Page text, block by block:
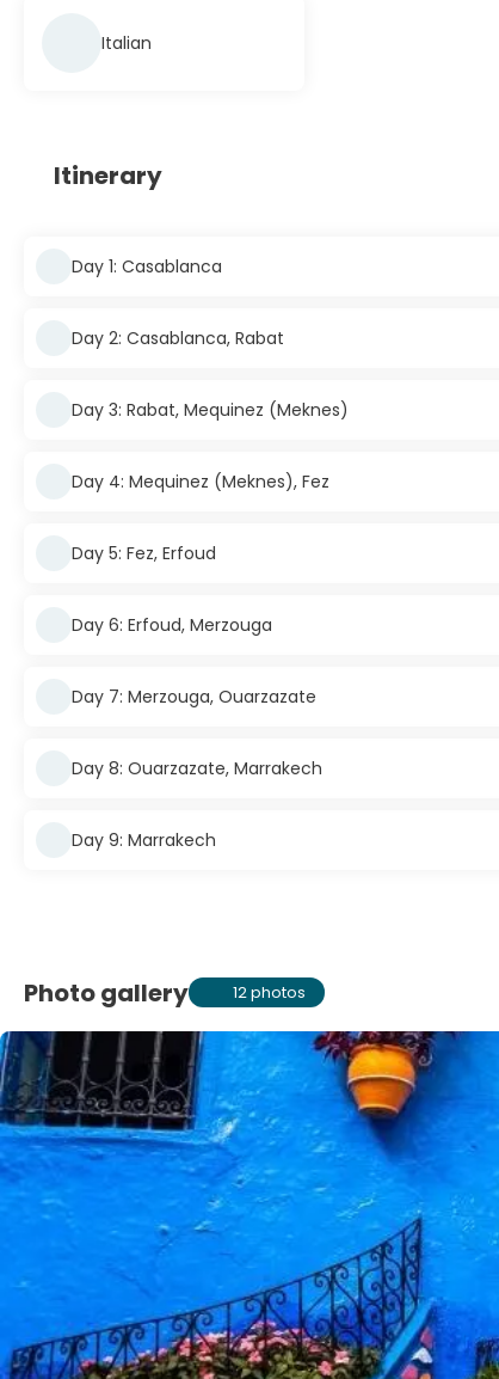
Italian
Itinerary
Day 1: Casablanca
Day 2: Casablanca, Rabat
Day 3: Rabat, Mequinez (Meknes)
Day 4: Mequinez (Meknes), Fez
Day 5: Fez, Erfoud
Day 6: Erfoud, Merzouga
Day 7: Merzouga, Ouarzazate
Day 8: Ouarzazate, Marrakech
Day 9: Marrakech
Photo gallery 12 photos